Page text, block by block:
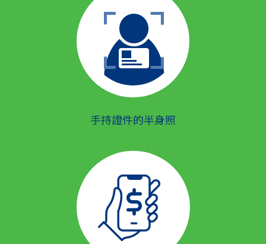
手持證件的半身照